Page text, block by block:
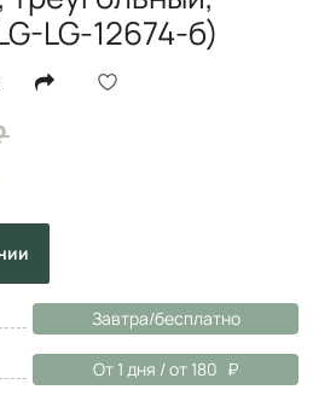
LG-12674-б)
Завтра/бесплатно
От 1 дня / от 180